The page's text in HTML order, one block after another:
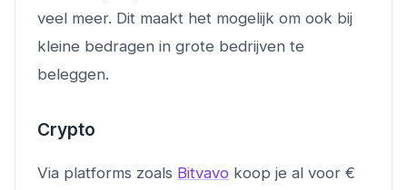
veel meer. Dit maakt het mogelijk om ook bij
kleine bedragen in grote bedrijven te
beleggen.
Crypto
Via platforms zoals Bitvavo koop je al voor €